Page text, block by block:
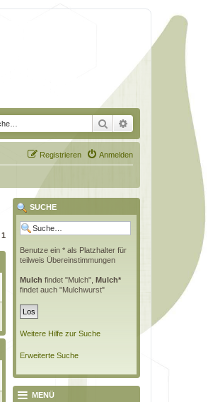
Suche Erweiterte Suche
Anmelden
Registrieren
1
SUCHE
Benutze ein * als Platzhalter für
teilweis Übereinstimmungen
Mulch findet "Mulch", Mulch*
findet auch "Mulchwurst"
Weitere Hilfe zur Suche
Erweiterte Suche
MENÜ